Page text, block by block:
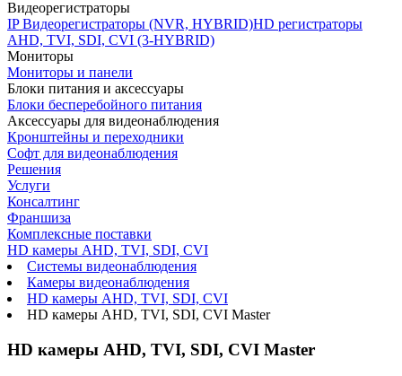
Видеорегистраторы
IP Видеорегистраторы (NVR, HYBRID)HD регистраторы
AHD, TVI, SDI, CVI (3-HYBRID)
Мониторы
Мониторы и панели
Блоки питания и аксессуары
Блоки бесперебойного питания
Аксессуары для видеонаблюдения
Кронштейны и переходники
Софт для видеонаблюдения
Решения
Услуги
Консалтинг
Франшиза
Комплексные поставки
HD камеры AHD, TVI, SDI, CVI
Системы видеонаблюдения
Камеры видеонаблюдения
HD камеры AHD, TVI, SDI, CVI
HD камеры AHD, TVI, SDI, CVI Master
HD камеры AHD, TVI, SDI, CVI Master